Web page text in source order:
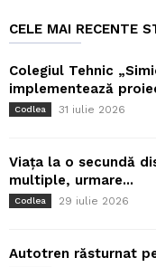
CELE MAI RECENTE
Colegiul Tehnic
implementează
Codlea 31 iulie 2026
Viața la o secundă
multiple, urmare...
Codlea 29 iulie 2026
Autotren răsturnat